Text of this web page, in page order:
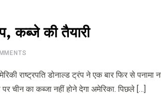
कब्जे की तैयारी
राष्ट्रपति डोनाल्ड ट्रंप ने एक बार फिर से
चीन का कब्जा नहीं होने देगा अमेरिका. पिछले […]